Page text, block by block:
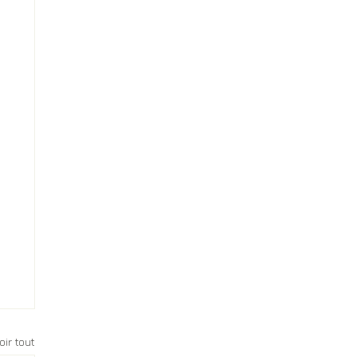
tout